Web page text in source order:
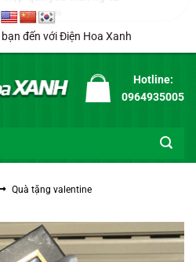
đến với Điện Hoa Xanh
Hotline:
0964935005
Quà tặng valentine
Hộp quà yêu thương 02
6 phút trước đó